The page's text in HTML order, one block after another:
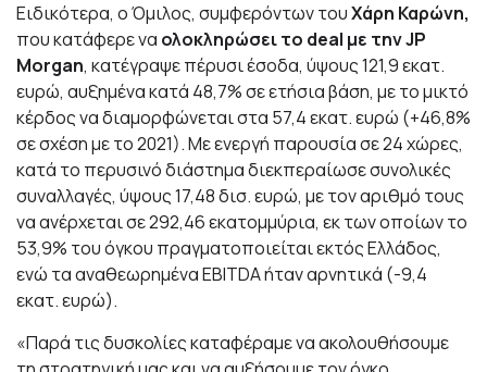
Ειδικότερα, ο Όμιλος, συμφερόντων τουΧάρη Καρώνη,
που κατάφερε να ολοκληρώσει το deal με την JP
Morgan, κατέγραψε πέρυσι έσοδα, ύψους 121,9 εκατ.
ευρώ, αυξημένα κατά 48,7% σε ετήσια βάση, με το μικτό
κέρδος να διαμορφώνεται στα 57,4 εκατ. ευρώ (+46,8%
σε σχέση με το 2021). Με ενεργή παρουσία σε 24 χώρες,
κατά το περυσινό διάστημα διεκπεραίωσε συνολικές
συναλλαγές, ύψους 17,48 δισ. ευρώ, με τον αριθμό τους
να ανέρχεται σε 292,46 εκατομμύρια, εκ των οποίων το
53,9% του όγκου πραγματοποιείται εκτός Ελλάδος,
ενώ τα αναθεωρημένα EBITDA ήταν αρνητικά (-9,4
εκατ. ευρώ).
«Παρά τις δυσκολίες καταφέραμε να ακολουθήσουμε